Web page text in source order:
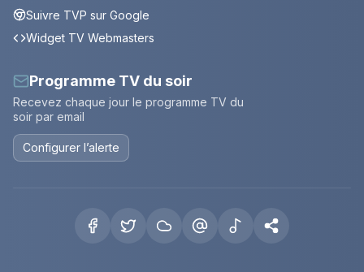
Suivre TVP sur Google
Widget TV Webmasters
Programme TV du soir
Recevez chaque jour le programme TV du
soir par email
Configurer l’alerte